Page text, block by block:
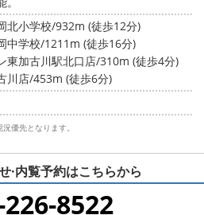
北小学校/932m (徒歩12分)
中学校/1211m (徒歩16分)
東加古川駅北口店/310m (徒歩4分)
川店/453m (徒歩6分)
優先となります。
·内覧予約はこちらから
8522